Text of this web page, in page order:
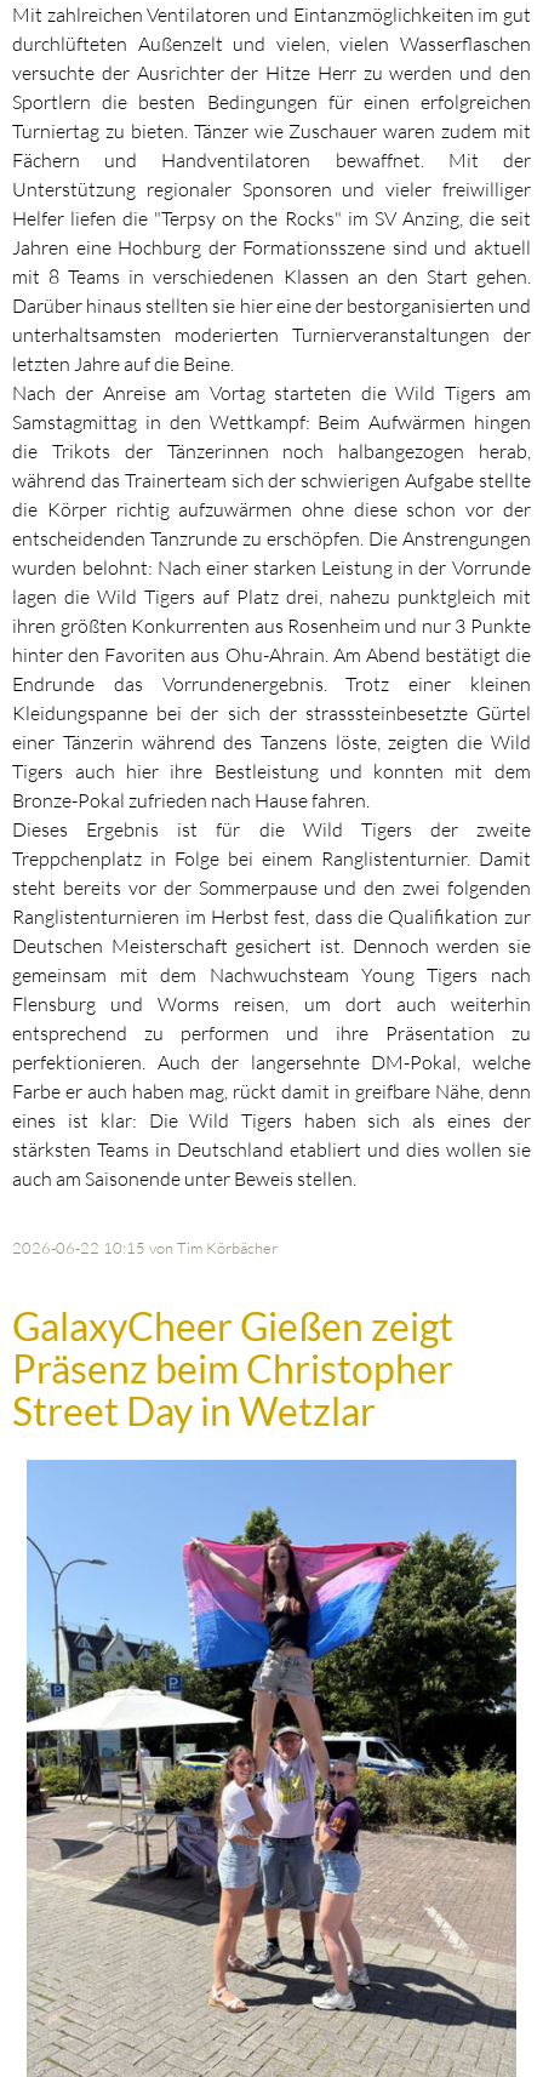
Mit zahlreichen Ventilatoren und Eintanzmöglichkeiten im gut
durchlüfteten Außenzelt und vielen, vielen Wasserflaschen
versuchte der Ausrichter der Hitze Herr zu werden und den
Sportlern die besten Bedingungen für einen erfolgreichen
Turniertag zu bieten. Tänzer wie Zuschauer waren zudem mit
Fächern und Handventilatoren bewaffnet. Mit der
Unterstützung regionaler Sponsoren und vieler freiwilliger
Helfer liefen die "Terpsy on the Rocks" im SV Anzing, die seit
Jahren eine Hochburg der Formationsszene sind und aktuell
mit 8 Teams in verschiedenen Klassen an den Start gehen.
Darüber hinaus stellten sie hier eine der bestorganisierten und
unterhaltsamsten moderierten Turnierveranstaltungen der
letzten Jahre auf die Beine.
Nach der Anreise am Vortag starteten die Wild Tigers am
Samstagmittag in den Wettkampf: Beim Aufwärmen hingen
die Trikots der Tänzerinnen noch halbangezogen herab,
während das Trainerteam sich der schwierigen Aufgabe stellte
die Körper richtig aufzuwärmen ohne diese schon vor der
entscheidenden Tanzrunde zu erschöpfen. Die Anstrengungen
wurden belohnt: Nach einer starken Leistung in der Vorrunde
lagen die Wild Tigers auf Platz drei, nahezu punktgleich mit
ihren größten Konkurrenten aus Rosenheim und nur 3 Punkte
hinter den Favoriten aus Ohu-Ahrain. Am Abend bestätigt die
Endrunde das Vorrundenergebnis. Trotz einer kleinen
Kleidungspanne bei der sich der strasssteinbesetzte Gürtel
einer Tänzerin während des Tanzens löste, zeigten die Wild
Tigers auch hier ihre Bestleistung und konnten mit dem
Bronze-Pokal zufrieden nach Hause fahren.
Dieses Ergebnis ist für die Wild Tigers der zweite
Treppchenplatz in Folge bei einem Ranglistenturnier. Damit
steht bereits vor der Sommerpause und den zwei folgenden
Ranglistenturnieren im Herbst fest, dass die Qualifikation zur
Deutschen Meisterschaft gesichert ist. Dennoch werden sie
gemeinsam mit dem Nachwuchsteam Young Tigers nach
Flensburg und Worms reisen, um dort auch weiterhin
entsprechend zu performen und ihre Präsentation zu
perfektionieren. Auch der langersehnte DM-Pokal, welche
Farbe er auch haben mag, rückt damit in greifbare Nähe, denn
eines ist klar: Die Wild Tigers haben sich als eines der
stärksten Teams in Deutschland etabliert und dies wollen sie
auch am Saisonende unter Beweis stellen.
2026-06-22 10:15 von Tim Körbächer
GalaxyCheer Gießen zeigt
Präsenz beim Christopher
Street Day in Wetzlar